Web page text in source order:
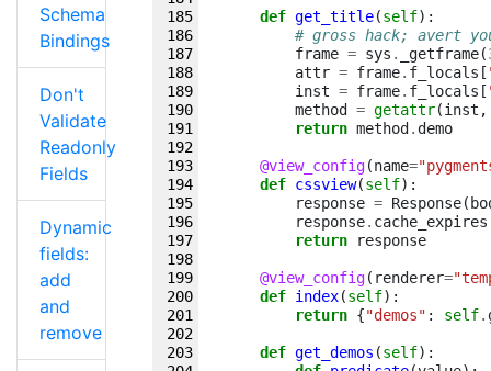
Schema
Bindings
Don't
Validate
Readonly
Fields
Dynamic
fields:
add
and
remove
def get_title(self):
# gross hack; avert
frame = sys . _getframe(
attr = frame. f_locals [
inst = frame. f_locals [
method
= getattr(inst ,
return method . demo
@view_config(name=
def cssview(self):
response = Response(
response. cache_expires
return
response
@view_config( renderer=
def index(self):
return {"demos" : self.
def get_demos (self):